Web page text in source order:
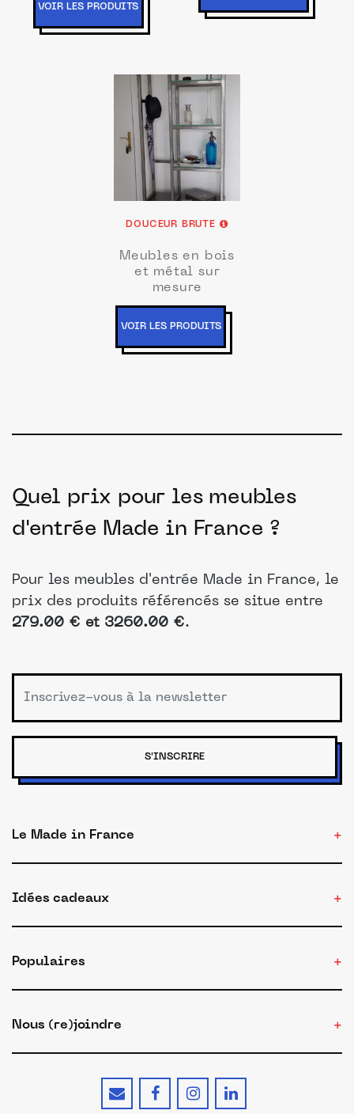
VOIR LES PRODUITS
DOUCEUR BRUTE
Meubles en bois
et métal sur
mesure
VOIR LES PRODUITS
Quel prix pour les meubles
d'entrée Made in France ?
Pour les meubles d'entrée Made in France, le
prix des produits référencés se situe entre
279.00 € et 3260.00 €.
S'INSCRIRE
Le Made in France
Idées cadeaux
Populaires
Nous (re)joindre